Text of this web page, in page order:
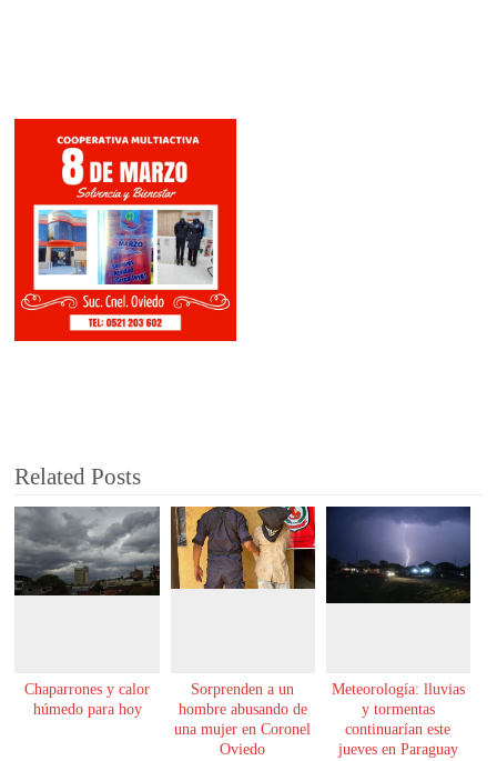
Related Posts
Chaparrones y calor
húmedo para hoy
Sorprenden a un
hombre abusando de
una mujer en Coronel
Oviedo
Meteorología: lluvias
y tormentas
continuarían este
jueves en Paraguay